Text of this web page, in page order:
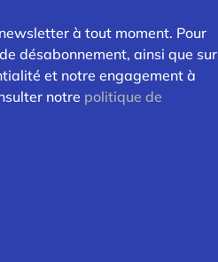
à tout moment. Pour
désabonnement, ainsi que sur
et notre engagement à
notre politique de